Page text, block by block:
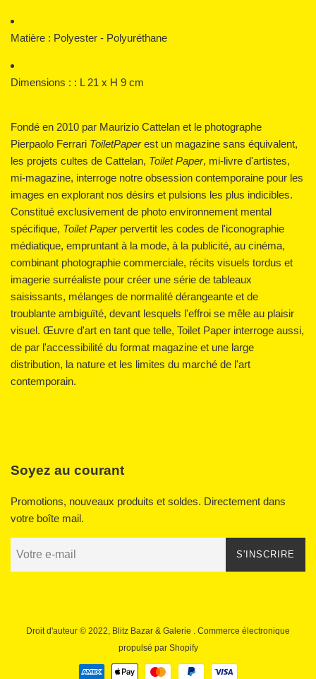
Matière : Polyester - Polyuréthane
Dimensions : : L 21 x H 9 cm
Fondé en 2010 par Maurizio Cattelan et le photographe
Pierpaolo Ferrari ToiletPaperest un magazine sans équivalent,
les projets cultes de Cattelan, Toilet Paper, mi-livre d'artistes,
mi-magazine, interroge notre obsession contemporaine pour les
images en explorant nos désirs et pulsions les plus indicibles.
Constitué exclusivement de photo environnement mental
spécifique, Toilet Paperpervertit les codes de l'iconographie
médiatique, empruntant à la mode, à la publicité, au cinéma,
combinant photographie commerciale, récits visuels tordus et
imagerie surréaliste pour créer une série de tableaux
saisissants, mélanges de normalité dérangeante et de
troublante ambiguïté, devant lesquels l'effroi se mêle au plaisir
visuel. Œuvre d'art en tant que telle, Toilet Paper interroge aussi,
de par l'accessibilité du format magazine et une large
distribution, la nature et les limites du marché de l'art
contemporain.
Soyez au courant
Promotions, nouveaux produits et soldes. Directement dans
votre boîte mail.
S'INSCRIRE
Droit d'auteur © 2022, Blitz Bazar & Galerie . Commerce électronique
propulsé par Shopify
Icônes